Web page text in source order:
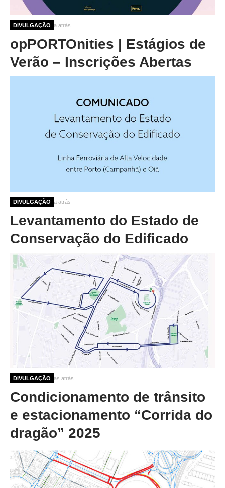
DIVULGAÇÃO
4 meses 1 semana atrás
opPORTOnities | Estágios de
Verão – Inscrições Abertas
DIVULGAÇÃO
8 meses 1 semana atrás
Levantamento do Estado de
Conservação do Edificado
DIVULGAÇÃO
9 meses 2 semanas atrás
Condicionamento de trânsito
e estacionamento “Corrida do
dragão” 2025